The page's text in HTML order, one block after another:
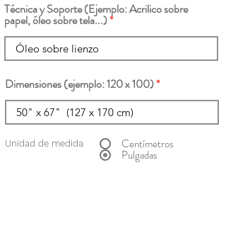
Técnica y Soporte (Ejemplo: Acrilico sobre
papel, óleo sobre tela...)
Dimensiones (ejemplo: 120 x 100)
Unidad de medida Centímetros
Pulgadas